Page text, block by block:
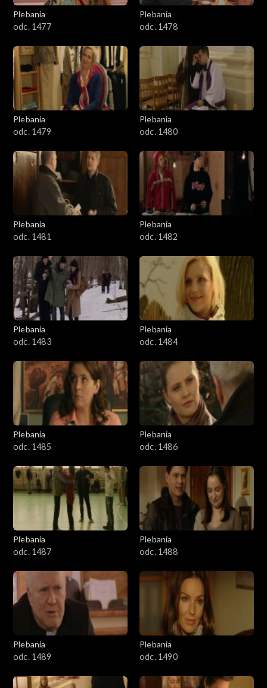
Plebania
odc. 1477
Plebania
odc. 1478
Plebania
odc. 1479
Plebania
odc. 1480
Plebania
odc. 1481
Plebania
odc. 1482
Plebania
odc. 1483
Plebania
odc. 1484
Plebania
odc. 1485
Plebania
odc. 1486
Plebania
odc. 1487
Plebania
odc. 1488
Plebania
odc. 1489
Plebania
odc. 1490